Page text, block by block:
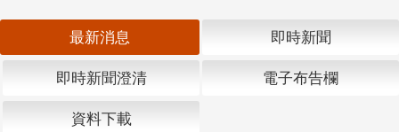
最新消息 即時新聞
即時新聞澄清 電子布告欄
資料下載